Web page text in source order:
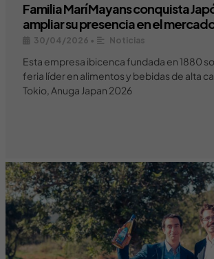
Familia Marí Mayans conquista
ampliar su presencia en el
30/04/2026 • Noticias
Esta empresa ibicenca fundada en 1880
feria líder en alimentos y bebidas de alta
Tokio, Anuga Japan 2026